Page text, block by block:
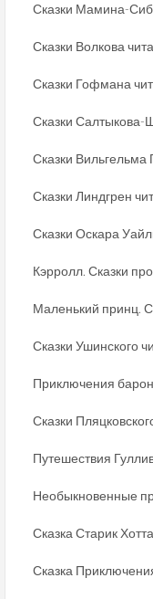
Сказки Мамина-
Сказки Волкова
Сказки Гофмана
Сказки Салтыкова-
Сказки Вильгельма
Сказки Линдгрен
Сказки Оскара
Кэрролл. Сказки
Маленький принц.
Сказки Ушинского
Приключения
Сказки
Путешествия
Необыкновенные
Сказка Старик
Сказка